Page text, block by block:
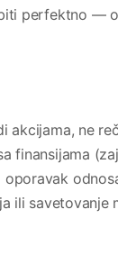
perfektno —
akcijama, ne
finansijama
oporavak
ili savetovanje